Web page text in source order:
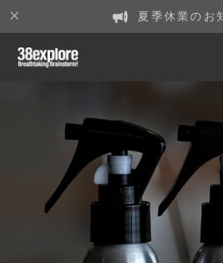
夏季休業のお